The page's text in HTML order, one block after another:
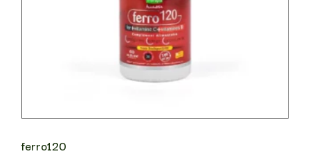
ferro120